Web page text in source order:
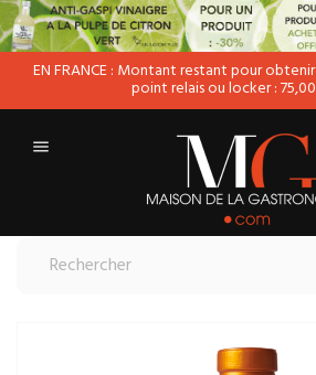
EN FRANCE : Montant restant pour
point relais ou locker : 75,00
